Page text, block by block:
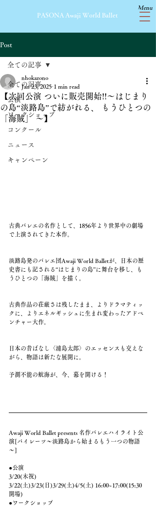
Menu
​PASONA Awaji World Ballet
Post
全ての記事
公演
ワークショップ
コンクール
ニュース
キャンペーン
全ての記事
【次回公演 ついに販売開始!!〜はじまり
の島“淡路島”で紡がれる、 もうひとつの
「海賊」 〜】
nhokazono
Jan 23, 2025 1 min read
古典バレエの名作として、1856年より世界中の劇場
で上演されてきた本作。
淡路島発のバレエ団Awaji World Balletが、日本の歴
史書にも記される“はじまりの島”に舞台を移し、も
うひとつの「海賊」を描く。
古典作品の荘厳さは残したまま、よりドラマティッ
クに、よりエネルギッシュに生まれ変わったアドベ
ンチャー大作。
日本の昔ばなし〈浦島太郎〉のエッセンスも交えな
がら、物語は新たな展開に。
予測不能の航海が、今、幕を開ける！
Awaji World Ballet presents 名作バレエハイライト公
演[パイレーツ～淡路島から始まるもう一つの物語
～]
●公演
3/20(木祝)
3/22(土)3/23(日)3/29(土)4/5(土) 16:00~17:00(15:30
開場)
●ワークショップ